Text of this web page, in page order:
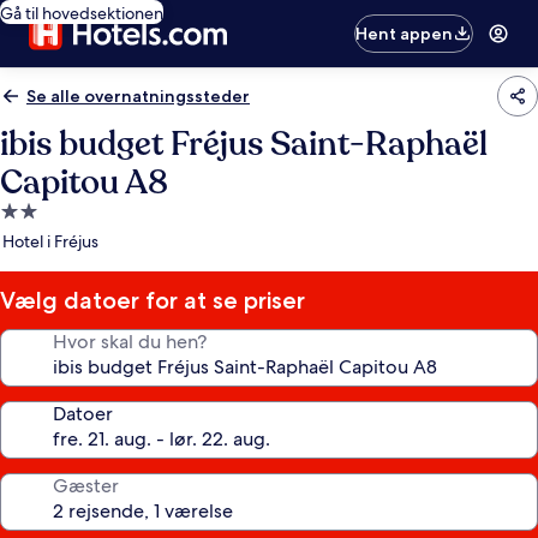
Gå til hovedsektionen
Hent appen
Se alle overnatningssteder
ibis budget Fréjus Saint-Raphaël
Capitou A8
2.0-
stjernet
Hotel i Fréjus
Vælg datoer for at se priser
Hvor skal du hen?
Datoer
Gæster